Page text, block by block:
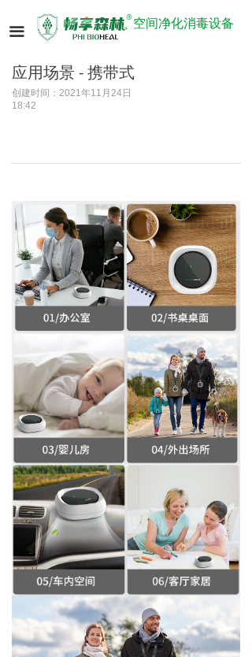
끀
空间净化消毒设备
应用场景 - 携带式
创建时间： 2021年11月24日
18:42